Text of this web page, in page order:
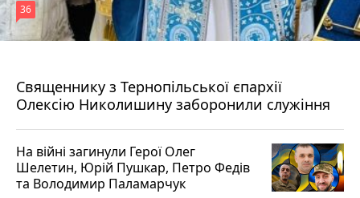
Священнику з Тернопільської єпархії
Олексію Николишину заборонили служіння
36
На війні загинули Герої Олег
Шелетин, Юрій Пушкар, Петро Федів
та Володимир Паламарчук